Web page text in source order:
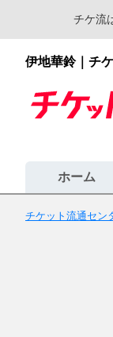
チケ流
伊地華鈴｜チ
ホーム
チケット流通セン